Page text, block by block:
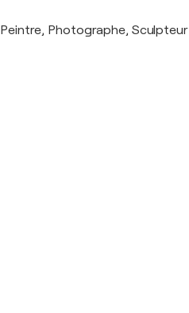
Peintre, Photographe, Sculpteur